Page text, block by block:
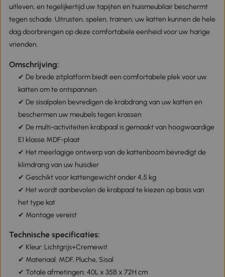
uitleven, en tegelijkertijd uw tapijten en huismeubilair beschermt
tegen schade. Uitrusten, spelen, trainen; uw katten kunnen de hele
dag doorbrengen op deze comfortabele eenheid voor uw harige
vrienden.
Omschrijving:
✔ De brede zitplatform biedt een comfortabele plek voor uw
katten om te ontspannen
✔ De sisalpalen bevredigen de krabdrang van uw katten en
beschermen uw meubels tegen krassen
✔ De multi-activiteiten krabpaal is gemaakt van hoogwaardige
E1 klasse MDF-plaat
✔ Het meerlagige ontwerp van de kattenboom bevredigt de
klimdrang van uw huisdier
✔ Geschikt voor kattengewicht onder 4,5 kg
✔ Het wordt aanbevolen de krabpaal te kiezen op basis van
het type kat
✔ Montage vereist
Technische specificaties:
✔ Kleur: Lichtgrijs+Cremewit
✔ Materiaal: MDF, Pluche, Sisal
✔ Totale afmetingen: 40L x 35B x 72H cm